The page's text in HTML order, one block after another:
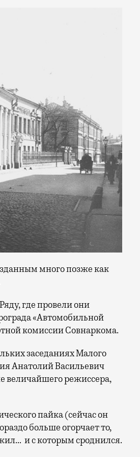
много позже как
где провели они
«Автомобильной
комиссии Совнаркома.
заседаниях Малого
Анатолий Васильевич
величайшего режиссера,
пайка (сейчас он
больше огорчает то,
и с которым сроднился.